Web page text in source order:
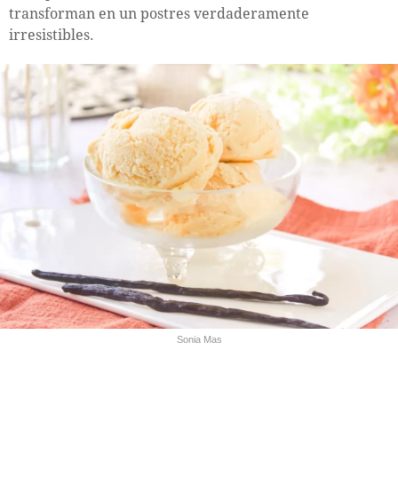
transforman en un postres verdaderamente
irresistibles.
Sonia Mas